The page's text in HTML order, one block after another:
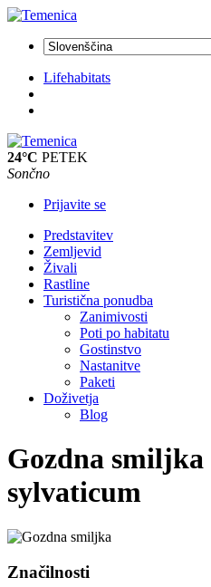
Lifehabitats
24°C PETEK
Sončno
Prijavite se
Predstavitev
Zemljevid
Živali
Rastline
Turistična ponudba
Zanimivosti
Poti po habitatu
Gostinstvo
Nastanitve
Paketi
Doživetja
Blog
Gozdna smiljka
sylvaticum
Značilnosti